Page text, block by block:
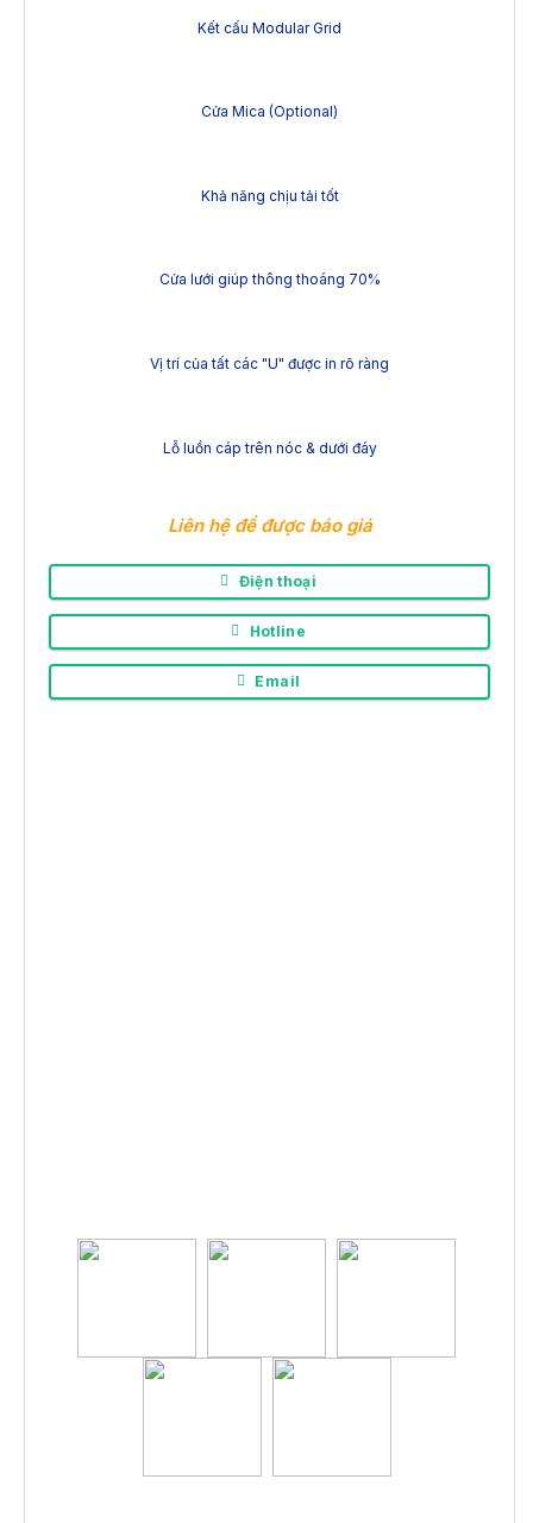
Kết cấu Modular Grid
Cửa Mica (Optional)
Khả năng chịu tải tốt
Cửa lưới giúp thông thoáng 70%
Vị trí của tất các "U" được in rõ ràng
Lỗ luồn cáp trên nóc & dưới đáy
Liên hệ để được báo giá
Điện thoại
Hotline
Email